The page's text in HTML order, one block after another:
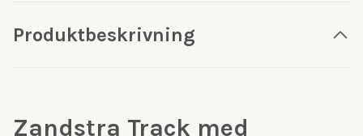
Produktbeskrivning
Zandstra Track med